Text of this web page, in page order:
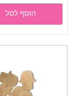
הוסף לסל